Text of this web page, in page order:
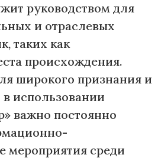
руководством для
и отраслевых
таких как
происхождения.
широкого признания и
использовании
важно постоянно
мероприятия среди